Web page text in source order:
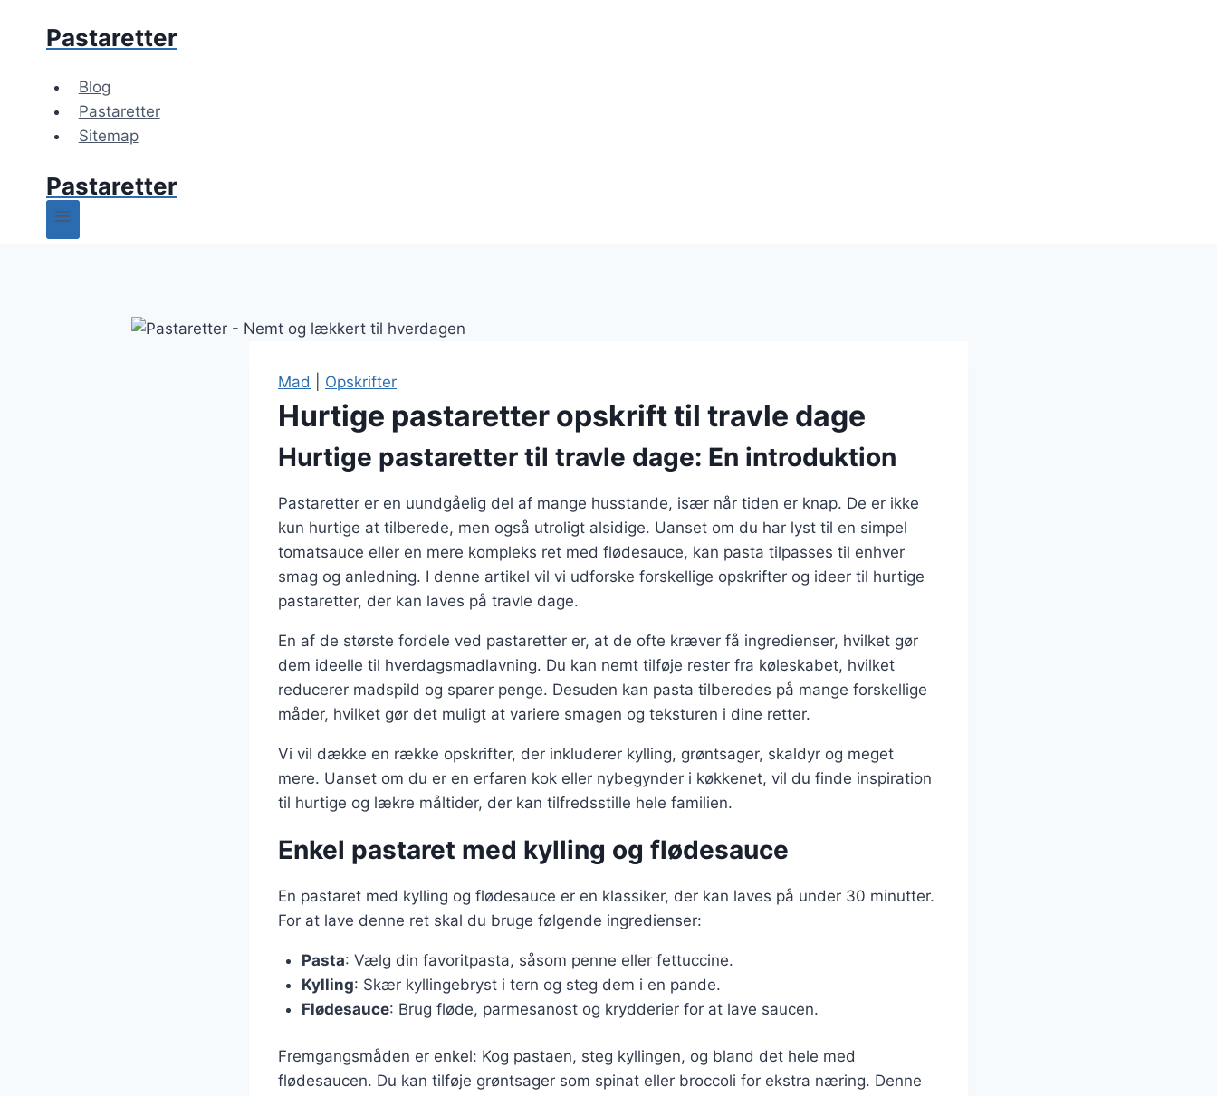
Pastaretter
Blog
Pastaretter
Sitemap
Pastaretter
Mad Opskrifter
Hurtige pastaretter opskrift til travle dage
Hurtige pastaretter til travle dage: En introduktion
Pastaretter er en uundgåelig del af mange husstande, især når tiden er knap. De er ikke
kun hurtige at tilberede, men også utroligt alsidige. Uanset om du har lyst til en simpel
tomatsauce eller en mere kompleks ret med flødesauce, kan pasta tilpasses til enhver
smag og anledning. I denne artikel vil vi udforske forskellige opskrifter og ideer til hurtige
pastaretter, der kan laves på travle dage.
En af de største fordele ved pastaretter er, at de ofte kræver få ingredienser, hvilket gør
dem ideelle til hverdagsmadlavning. Du kan nemt tilføje rester fra køleskabet, hvilket
reducerer madspild og sparer penge. Desuden kan pasta tilberedes på mange forskellige
måder, hvilket gør det muligt at variere smagen og teksturen i dine retter.
Vi vil dække en række opskrifter, der inkluderer kylling, grøntsager, skaldyr og meget
mere. Uanset om du er en erfaren kok eller nybegynder i køkkenet, vil du finde inspiration
til hurtige og lækre måltider, der kan tilfredsstille hele familien.
Enkel pastaret med kylling og flødesauce
En pastaret med kylling og flødesauce er en klassiker, der kan laves på under 30 minutter.
For at lave denne ret skal du bruge følgende ingredienser:
Pasta: Vælg din favoritpasta, såsom penne eller fettuccine.
Kylling: Skær kyllingebryst i tern og steg dem i en pande.
Flødesauce: Brug fløde, parmesanost og krydderier for at lave saucen.
Fremgangsmåden er enkel: Kog pastaen, steg kyllingen, og bland det hele med
flødesaucen. Du kan tilføje grøntsager som spinat eller broccoli for ekstra næring. Denne